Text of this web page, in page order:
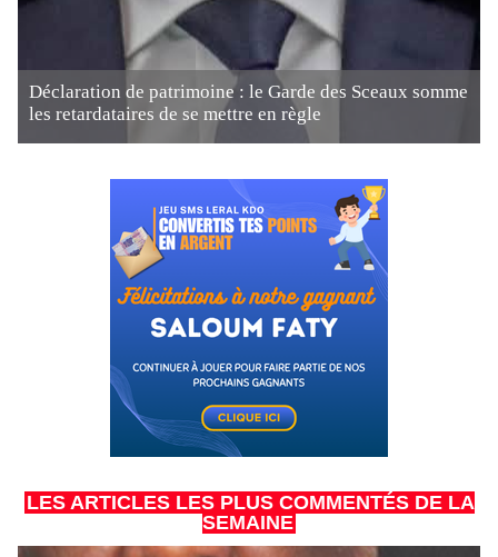
Déclaration de patrimoine : le Garde des Sceaux somme
les retardataires de se mettre en règle
LES ARTICLES LES PLUS COMMENTÉS DE LA
SEMAINE